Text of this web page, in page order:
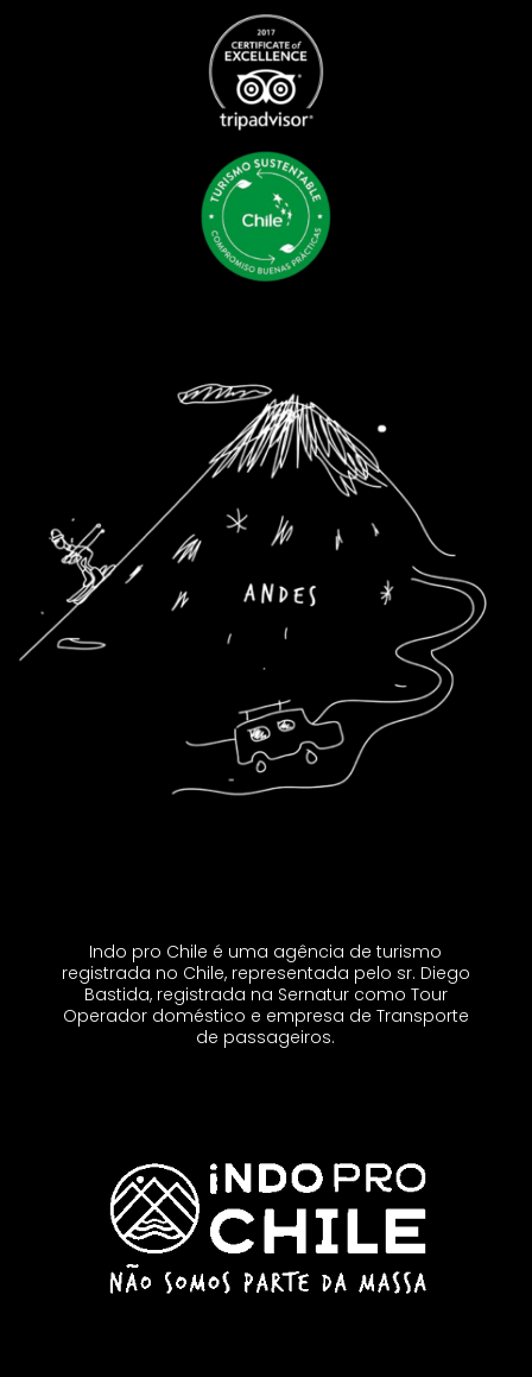
Indo pro Chile é uma agência de turismo
registrada no Chile, representada pelo sr. Diego
Bastida, registrada na Sernatur como Tour
Operador doméstico e empresa de Transporte
de passageiros.